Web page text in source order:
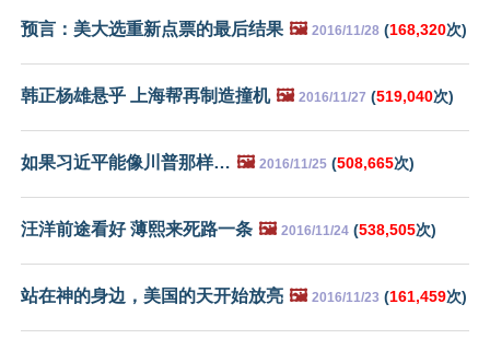
预言：美大选重新点票的最后结果 🖼️ 2016/11/28 (168,320次)
韩正杨雄悬乎 上海帮再制造撞机 🖼️ 2016/11/27 (519,040次)
如果习近平能像川普那样… 🖼️ 2016/11/25 (508,665次)
汪洋前途看好 薄熙来死路一条 🖼️ 2016/11/24 (538,505次)
站在神的身边，美国的天开始放亮 🖼️ 2016/11/23 (161,459次)